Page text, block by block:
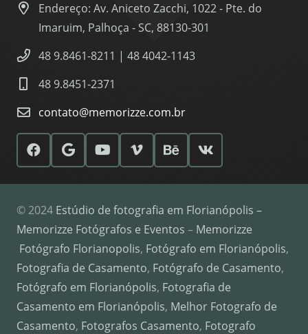
Endereço: Av. Aniceto Zacchi, 1022 - Pte. do
Imaruim, Palhoça - SC, 88130-301
48 9.8461-8211 | 48 4042-1143
48 9.8451-2371
contato@memorizze.com.br
© 2024 Estúdio de fotografia em Florianópolis –
Memorizze Fotógrafos e Eventos – Memorizze
Fotógrafo Florianopolis, Fotógrafo em Florianópolis,
Fotografia de Casamento, Fotógrafo de Casamento,
Fotógrafo em Florianópolis, Fotografia de
Casamento em Florianópolis, Melhor Fotografo de
Casamento, Fotografos Casamento, Fotografo